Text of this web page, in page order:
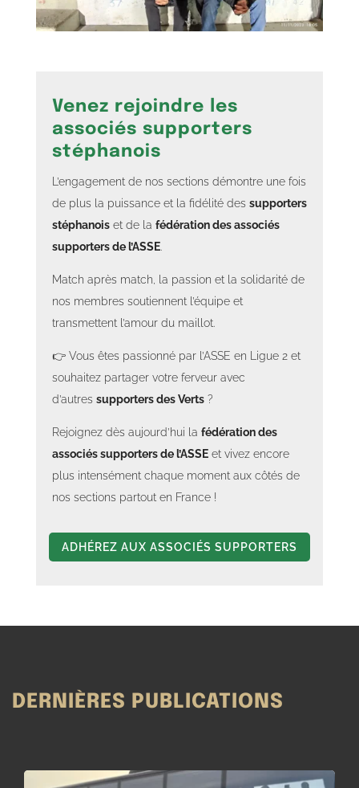
Venez rejoindre les
associés supporters
stéphanois
L’engagement de nos sections démontre une fois
de plus la puissance et la fidélité des supporters
stéphanois et de la fédération des associés
supporters de l’ASSE.
Match après match, la passion et la solidarité de
nos membres soutiennent l’équipe et
transmettent l’amour du maillot.
👉 Vous êtes passionné par l’ASSE en Ligue 2 et
souhaitez partager votre ferveur avec
d’autres supporters des Verts ?
Rejoignez dès aujourd’hui la fédération des
associés supporters de l’ASSE et vivez encore
plus intensément chaque moment aux côtés de
nos sections partout en France !
ADHÉREZ AUX ASSOCIÉS SUPPORTERS
DERNIÈRES PUBLICATIONS